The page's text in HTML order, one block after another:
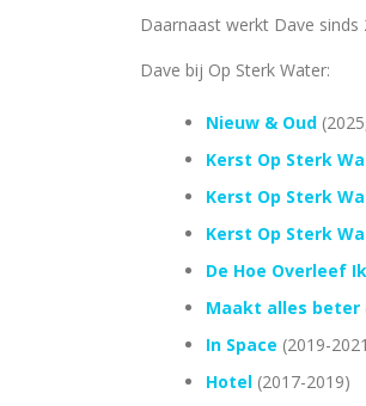
Daarnaast werkt Dave sinds
Dave bij Op Sterk Water:
Nieuw & Oud
Kerst Op Sterk
Kerst Op Sterk
Kerst Op Sterk
De Hoe Overleef
Maakt alles beter
In Space (2019-
Hotel (2017-2019)